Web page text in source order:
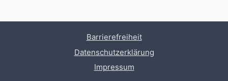
Barrierefreiheit
Datenschutzerklärung
Impressum